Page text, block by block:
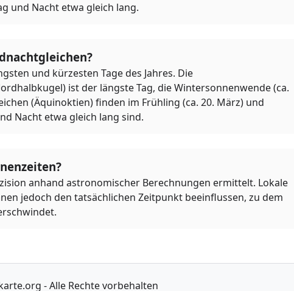
und Nacht etwa gleich lang.
und kürzesten Tage des Jahres. Die
ist der längste Tag, die Wintersonnenwende (ca.
(Äquinoktien) finden im Frühling (ca. 20. März) und
Nacht etwa gleich lang sind.
anhand astronomischer Berechnungen ermittelt. Lokale
jedoch den tatsächlichen Zeitpunkt beeinflussen, zu dem
- Alle Rechte vorbehalten